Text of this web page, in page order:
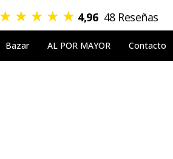
★ ★ ★ ★ ★ 4,96 48 Reseñas
Bazar AL POR MAYOR Contacto